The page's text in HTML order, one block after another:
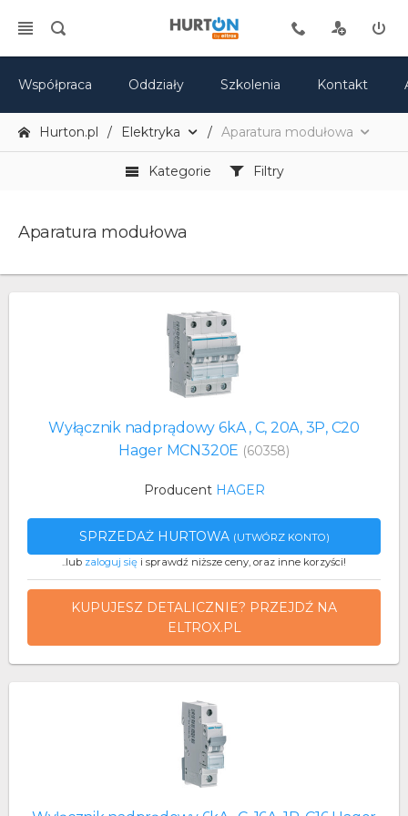
Współpraca Oddziały Szkolenia Kontakt
Hurton.pl Elektryka Aparatura modułowa
Kategorie Filtry
Aparatura modułowa
Wyłącznik nadprądowy 6kA , C, 20A, 3P, C20
Hager MCN320E (60358)
Producent HAGER
SPRZEDAŻ HURTOWA (UTWÓRZ KONTO)
..lub zaloguj się i sprawdź niższe ceny, oraz inne korzyści!
KUPUJESZ DETALICZNIE? PRZEJDŹ NA
ELTROX.PL